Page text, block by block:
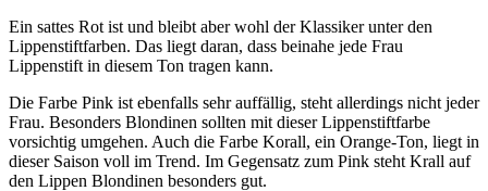
Ein sattes Rot ist und bleibt aber wohl der Klassiker unter den
Lippenstiftfarben. Das liegt daran, dass beinahe jede Frau
Lippenstift in diesem Ton tragen kann.
Die Farbe Pink ist ebenfalls sehr auffällig, steht allerdings nicht jeder
Frau. Besonders Blondinen sollten mit dieser Lippenstiftfarbe
vorsichtig umgehen. Auch die Farbe Korall, ein Orange-Ton, liegt in
dieser Saison voll im Trend. Im Gegensatz zum Pink steht Krall auf
den Lippen Blondinen besonders gut.